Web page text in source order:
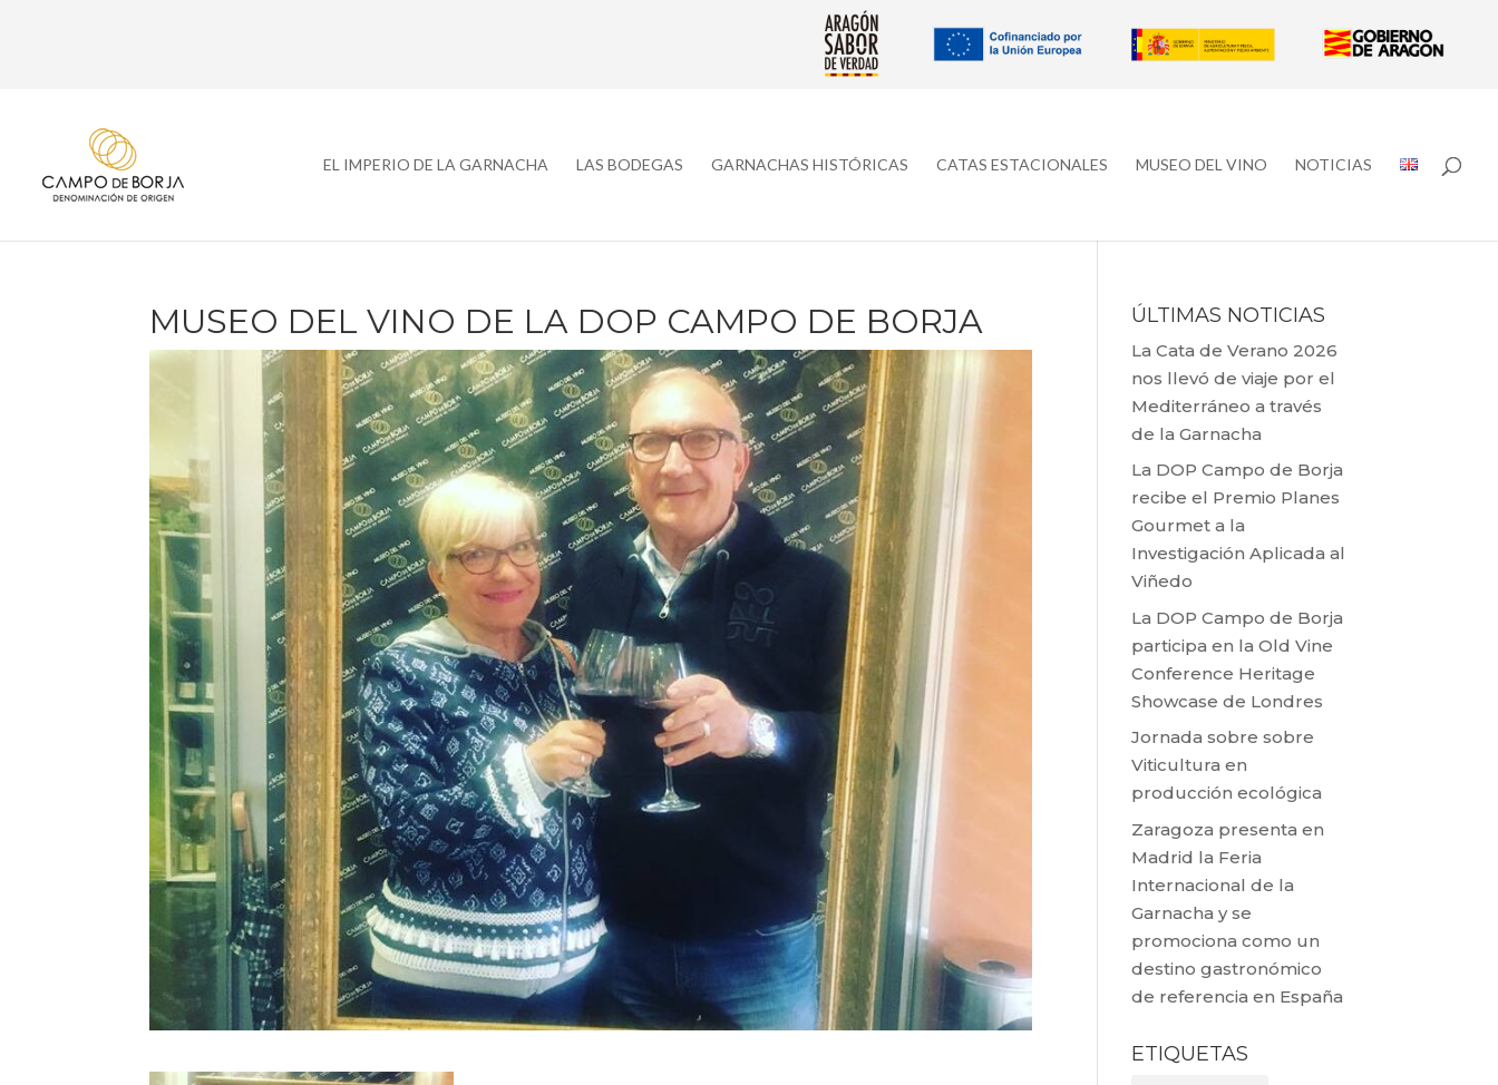
EL IMPERIO DE LA GARNACHA LAS BODEGAS GARNACHAS HISTÓRICAS CATAS ESTACIONALES MUSEO DEL VINO NOTICIAS
MUSEO DEL VINO DE LA DOP CAMPO DE BORJA ÚLTIMAS NOTICIAS
La Cata de Verano 2026
nos llevó de viaje por el
Mediterráneo a través
de la Garnacha
La DOP Campo de Borja
recibe el Premio Planes
Gourmet a la
Investigación Aplicada al
Viñedo
La DOP Campo de Borja
participa en la Old Vine
Conference Heritage
Showcase de Londres
Jornada sobre sobre
Viticultura en
producción ecológica
Zaragoza presenta en
Madrid la Feria
Internacional de la
Garnacha y se
promociona como un
destino gastronómico
de referencia en España
ETIQUETAS